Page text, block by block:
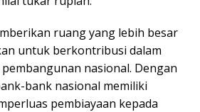
ruang yang lebih besar
untuk berkontribusi dalam
nasional. Dengan
bank nasional memiliki
pembiayaan kepada